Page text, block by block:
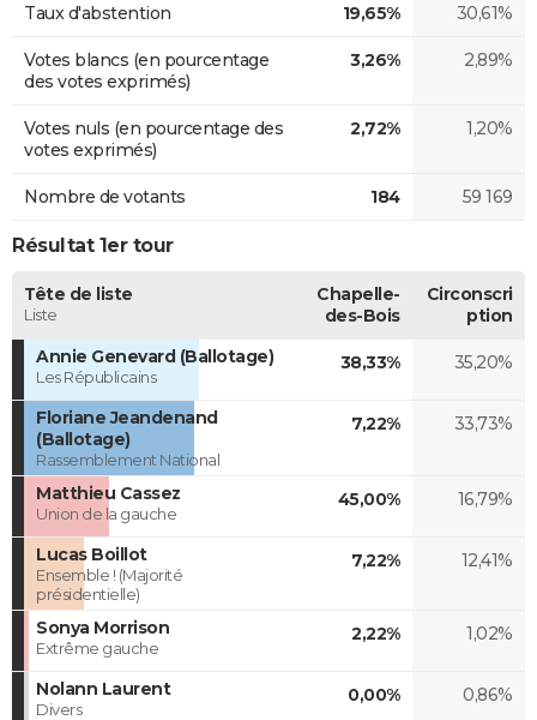
Taux d'abstention 19,65% 30,61%
Votes blancs (en pourcentage
des votes exprimés)
3,26% 2,89%
Votes nuls (en pourcentage des
votes exprimés)
2,72% 1,20%
Nombre de votants 184 59 169
Résultat 1er tour
Tête de liste
Liste
Chapelle-
des-Bois
Circonscri
ption
Annie Genevard (Ballotage)
Les Républicains
38,33% 35,20%
Floriane Jeandenand
(Ballotage)
Rassemblement National
7,22% 33,73%
Matthieu Cassez
Union de la gauche
45,00% 16,79%
Lucas Boillot
Ensemble ! (Majorité
présidentielle)
7,22% 12,41%
Sonya Morrison
Extrême gauche
2,22% 1,02%
Nolann Laurent
Divers
0,00% 0,86%